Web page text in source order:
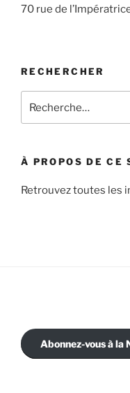
70 rue de
RECHERCHER
pour
À PROPOS DE CE
Retrouvez toutes les
Abonnez-vous à la